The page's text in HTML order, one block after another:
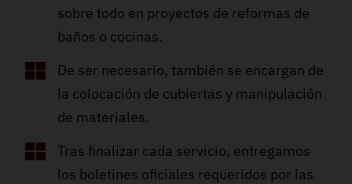
sobre todo en proyectos de reformas de
baños o cocinas.
De ser necesario, también se encargan de
la colocación de cubiertas y manipulación
de materiales.
Tras finalizar cada servicio, entregamos
los boletines oficiales requeridos por las